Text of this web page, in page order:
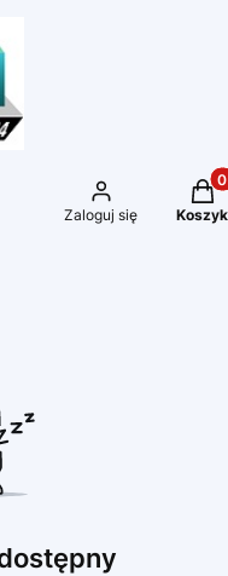
Zaloguj się Koszyk